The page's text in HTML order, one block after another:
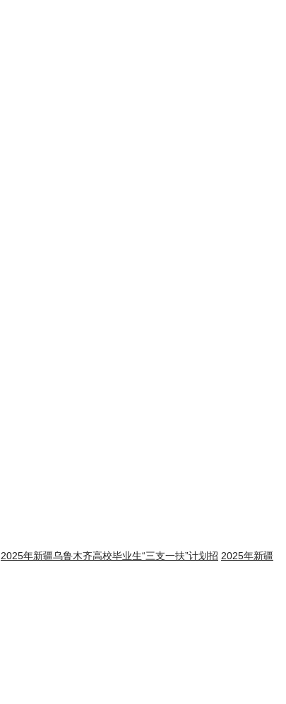
2025年新疆乌鲁木齐高校毕业生“三支一扶”计划招 2025年新疆